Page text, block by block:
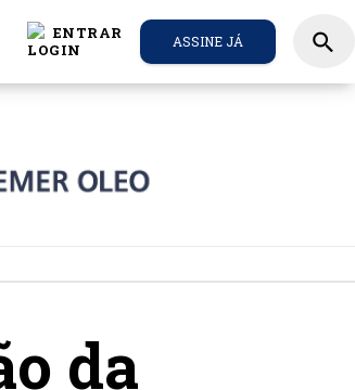
ENTRAR ASSINE JÁ search
da